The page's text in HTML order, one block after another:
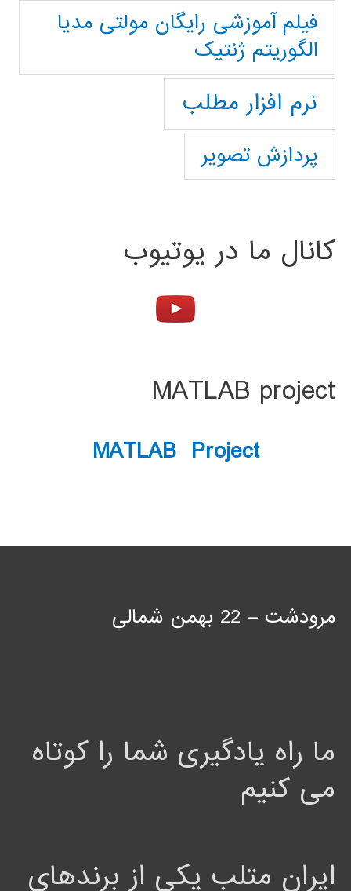
فیلم آموزشی رایگان مولتی مدیا
الگوریتم ژنتیک
نرم افزار مطلب
پردازش تصویر
کانال ما در یوتیوب
MATLAB project
MATLAB Project
مرودشت – 22 بهمن شمالی
ما راه یادگیری شما را کوتاه
می کنیم
ایران متلب یکی از برندهای